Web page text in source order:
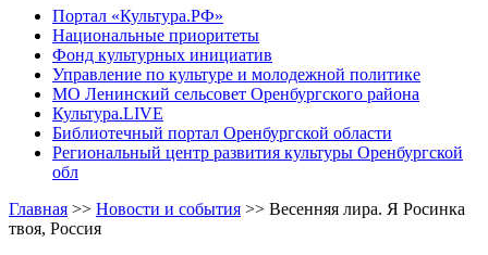
Портал «Культура.РФ»
Национальные приоритеты
Фонд культурных инициатив
Управление по культуре и молодежной политике
МО Ленинский сельсовет Оренбургского района
Культура.LIVE
Библиотечный портал Оренбургской области
Региональный центр развития культуры Оренбургской
обл
Главная >> Новости и события >> Весенняя лира. Я Росинка
твоя, Россия